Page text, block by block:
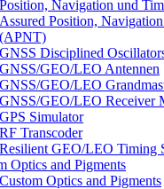
Position, Navigation und
Assured Position,
(APNT)
GNSS Disciplined
GNSS/GEO/LEO Antennen
GNSS/GEO/LEO
GNSS/GEO/LEO Receiver
GPS Simulator
RF Transcoder
Resilient GEO/LEO Timing
Optics and Pigments
Custom Optics and Pigments